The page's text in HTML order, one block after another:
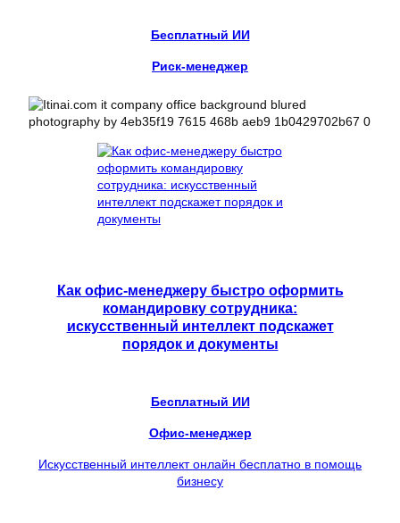
Бесплатный ИИ
Риск-менеджер
Как офис-менеджеру быстро оформить
командировку сотрудника:
искусственный интеллект подскажет
порядок и документы
Бесплатный ИИ
Офис-менеджер
Искусственный интеллект онлайн бесплатно в помощь
бизнесу